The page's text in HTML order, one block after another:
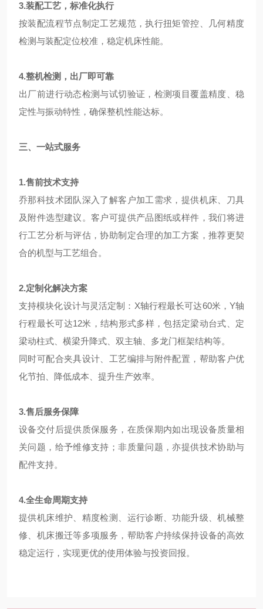
3.装配工艺，标准化执行
按装配流程节点制定工艺规范，执行扭矩管控、几何精度
检测与装配定位校准，稳定机床性能。
4.整机检测，出厂即可靠
出厂前进行动态检测与试切验证，检测项目覆盖精度、稳
定性与振动特性，确保整机性能达标。
三、一站式服务
1.售前技术支持
乔那科技术团队深入了解客户加工需求，提供机床、刀具
及附件选型建议。客户可提供产品图纸或样件，我们将进
行工艺分析与评估，协助制定合理的加工方案，推荐更契
合的机型与工艺组合。
2.定制化解决方案
支持模块化设计与灵活定制：X轴行程最长可达60米，Y轴
行程最长可达12米，结构形式多样，包括定梁动台式、定
梁动柱式、横梁升降式、双主轴、多龙门框架结构等。
同时可配合夹具设计、工艺编排与附件配置，帮助客户优
化节拍、降低成本、提升生产效率。
3.售后服务保障
设备交付后提供质保服务，在质保期内如出现设备质量相
关问题，给予维修支持；非质量问题，亦提供技术协助与
配件支持。
4.全生命周期支持
提供机床维护、精度检测、运行诊断、功能升级、机械整
修、机床搬迁等多项服务，帮助客户持续保持设备的高效
稳定运行，实现更优的使用体验与投资回报。